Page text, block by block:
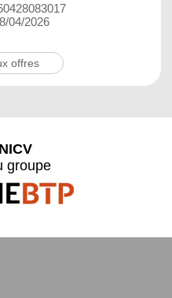
04/2026
offres
groupe